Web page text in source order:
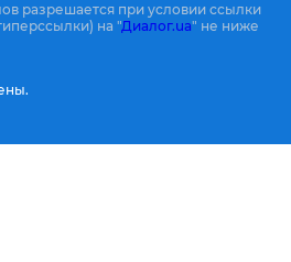
разрешается при условии ссылки
на "Диалог.ua" не ниже